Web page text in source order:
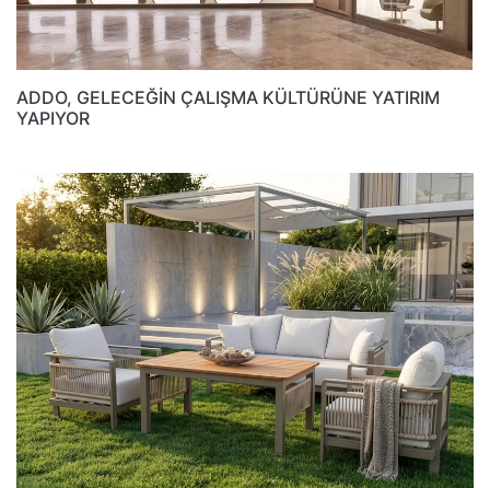
ADDO, GELECEĞİN ÇALIŞMA KÜLTÜRÜNE YATIRIM
YAPIYOR